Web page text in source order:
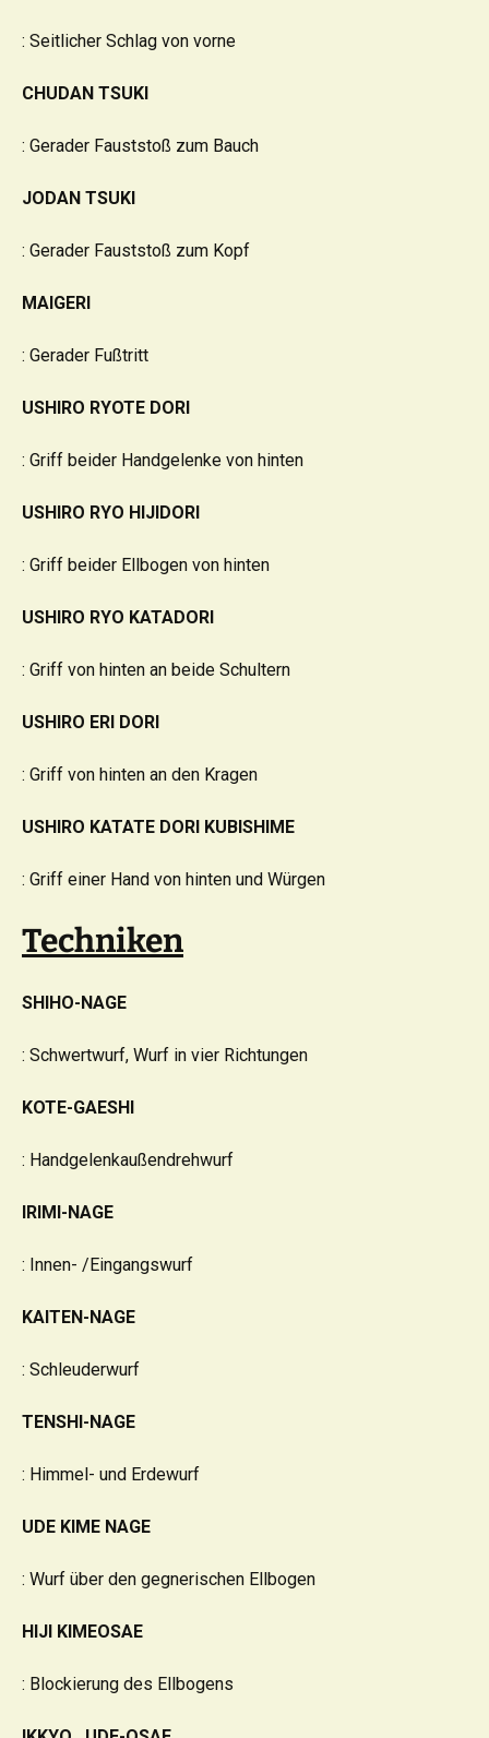
: Seitlicher Schlag von vorne
CHUDAN TSUKI
: Gerader Fauststoß zum Bauch
JODAN TSUKI
: Gerader Fauststoß zum Kopf
MAIGERI
: Gerader Fußtritt
USHIRO RYOTE DORI
: Griff beider Handgelenke von hinten
USHIRO RYO HIJIDORI
: Griff beider Ellbogen von hinten
USHIRO RYO KATADORI
: Griff von hinten an beide Schultern
USHIRO ERI DORI
: Griff von hinten an den Kragen
USHIRO KATATE DORI KUBISHIME
: Griff einer Hand von hinten und Würgen
Techniken
SHIHO-NAGE
: Schwertwurf, Wurf in vier Richtungen
KOTE-GAESHI
: Handgelenkaußendrehwurf
IRIMI-NAGE
: Innen- /Eingangswurf
KAITEN-NAGE
: Schleuderwurf
TENSHI-NAGE
: Himmel- und Erdewurf
UDE KIME NAGE
: Wurf über den gegnerischen Ellbogen
HIJI KIMEOSAE
: Blockierung des Ellbogens